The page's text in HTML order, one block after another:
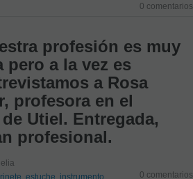
0 comentarios
profesión es muy
pero a la vez es
a Rosa
profesora en el
Utiel. Entregada,
profesional.
estuche instrumento 0 comentarios